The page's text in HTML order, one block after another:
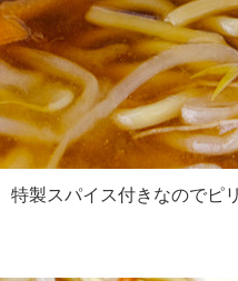
製スパイス付きなのでピ